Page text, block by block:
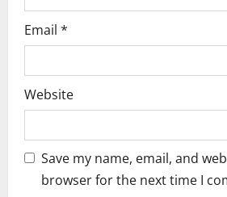
Email *
Website
Save my name, email, and
browser for the next time I